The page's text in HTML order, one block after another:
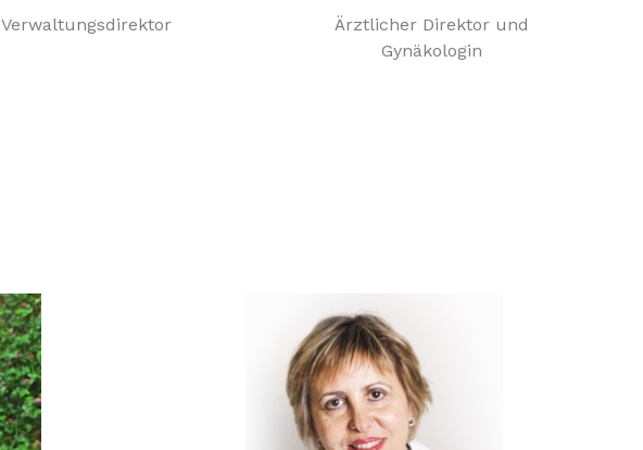
Verwaltungsdirektor
Ärztlicher Direktor und
Gynäkologin